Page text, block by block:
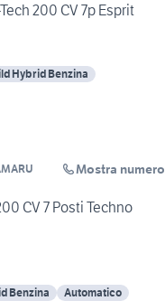
200 CV 7p Esprit
Hybrid Benzina
Mostra numero
CV 7 Posti Techno
Benzina
Automatico